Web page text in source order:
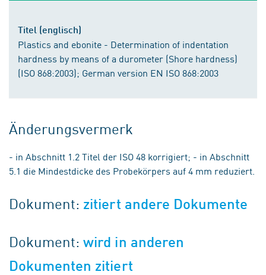
Titel (englisch)
Plastics and ebonite - Determination of indentation
hardness by means of a durometer (Shore hardness)
(ISO 868:2003); German version EN ISO 868:2003
Änderungsvermerk
- in Abschnitt 1.2 Titel der ISO 48 korrigiert; - in Abschnitt
5.1 die Mindestdicke des Probekörpers auf 4 mm reduziert.
Dokument: zitiert andere Dokumente
Dokument:wird in anderen
Dokumenten zitiert